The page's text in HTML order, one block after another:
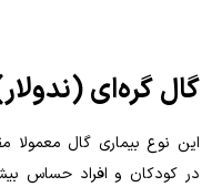
گال گره‌ای
این نوع بیماری گال معمولا
در کودکان و افراد حساس